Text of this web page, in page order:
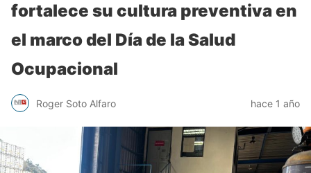
fortalece su cultura preventiva en
el marco del Día de la Salud
Ocupacional
Roger Soto Alfaro hace 1 año